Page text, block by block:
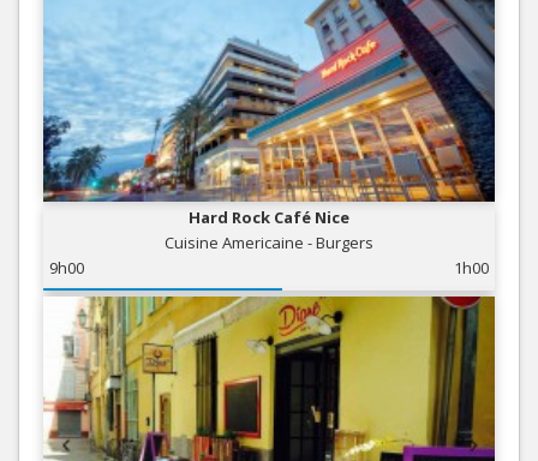
Hard Rock Café Nice
Cuisine Americaine - Burgers
9h00
1h00